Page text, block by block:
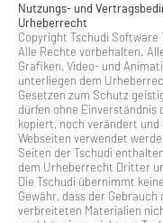
Nutzungs- und
Urheberrecht
Copyright Tschudi Software
Alle Rechte vorbehalten.
Grafiken, Video- und
unterliegen dem
Gesetzen zum Schutz
dürfen ohne Einverständnis
kopiert, noch verändert und
Webseiten verwendet
Seiten der Tschudi
dem Urheberrecht Dritter
Die Tschudi übernimmt
Gewähr, dass der
verbreiteten Materialien